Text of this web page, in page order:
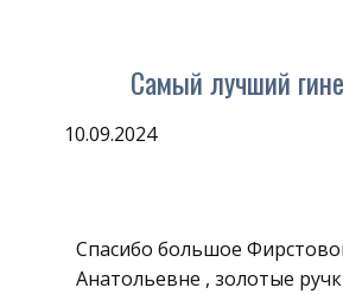
Самый лучший
10.09.2024
Спасибо большое
Анатольевне , золотые